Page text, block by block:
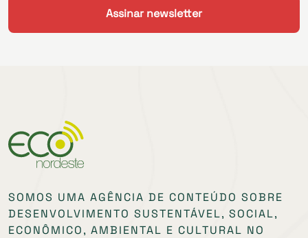
SOMOS UMA AGÊNCIA DE CONTEÚDO SOBRE
DESENVOLVIMENTO SUSTENTÁVEL, SOCIAL,
ECONÔMICO, AMBIENTAL E CULTURAL NO